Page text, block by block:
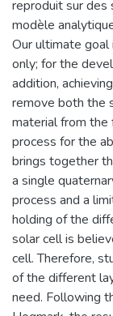
reproduit sur des
modèle
Our ultimate
only; for the
addition,
remove both the
material from the
process for the
brings together
a single
process and a
holding of the
solar cell is
cell. Therefore,
of the different
need. Following